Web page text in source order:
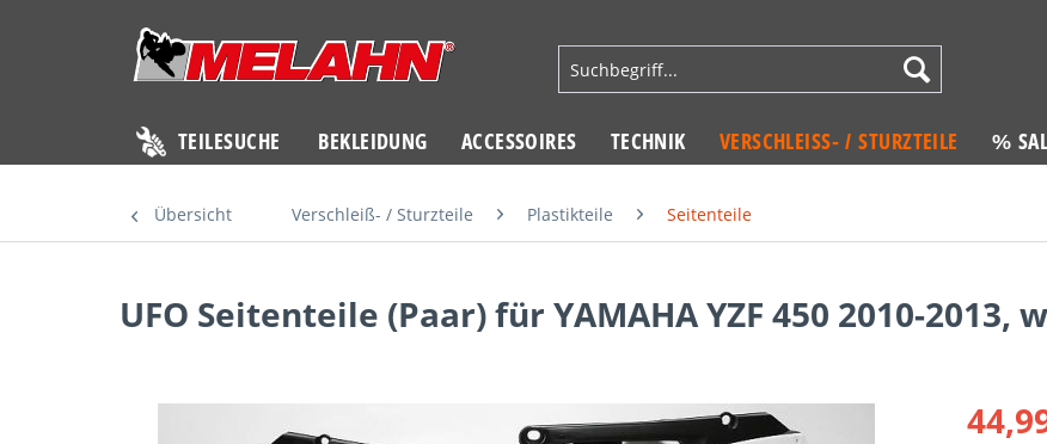
TEILESUCHE BEKLEIDUNG ACCESSOIRES TECHNIK VERSCHLEISS- / STURZTEILE %
Übersicht Verschleiß- / Sturzteile Plastikteile Seitenteile
UFO Seitenteile (Paar) für YAMAHA YZF 450 2010-2013,